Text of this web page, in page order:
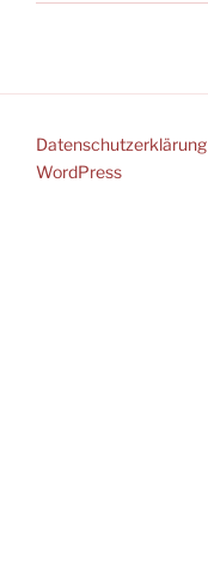
Datenschutzerklärung
WordPress